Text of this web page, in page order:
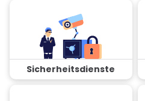
Sicherheitsdienste